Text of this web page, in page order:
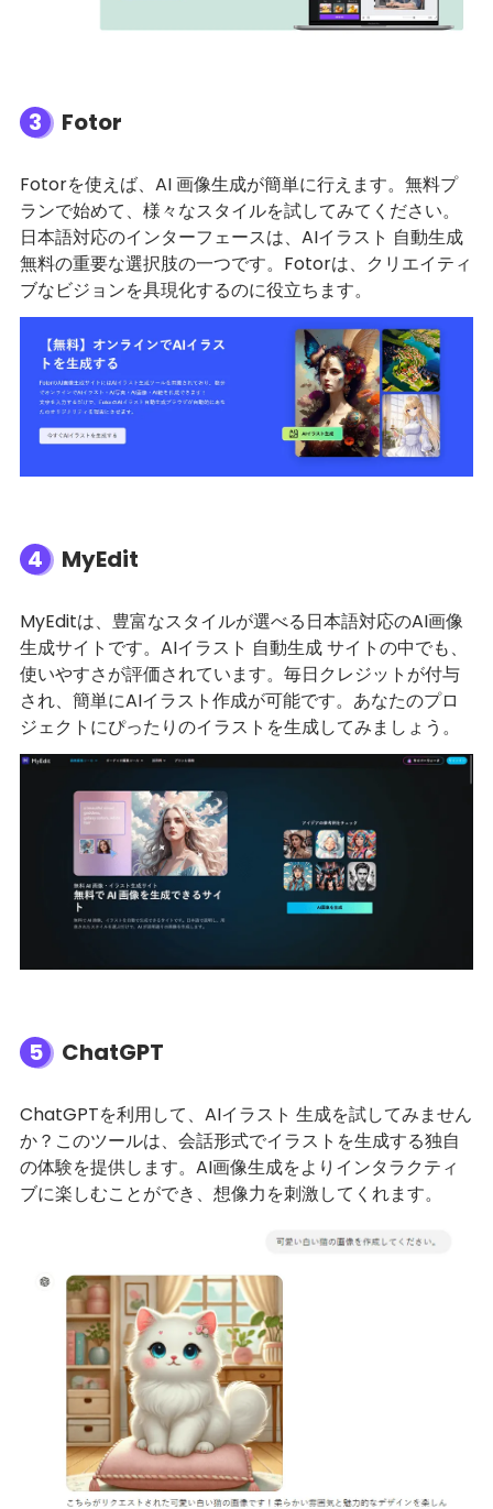
3 Fotor
Fotorを使えば、AI 画像生成が簡単に行えます。無料プ
ランで始めて、様々なスタイルを試してみてください。
日本語対応のインターフェースは、AIイラスト 自動生成
無料の重要な選択肢の一つです。Fotorは、クリエイティ
ブなビジョンを具現化するのに役立ちます。
4 MyEdit
MyEditは、豊富なスタイルが選べる日本語対応のAI画像
生成サイトです。AIイラスト 自動生成 サイトの中でも、
使いやすさが評価されています。毎日クレジットが付与
され、簡単にAIイラスト作成が可能です。あなたのプロ
ジェクトにぴったりのイラストを生成してみましょう。
5 ChatGPT
ChatGPTを利用して、AIイラスト 生成を試してみません
か？このツールは、会話形式でイラストを生成する独自
の体験を提供します。AI画像生成をよりインタラクティ
ブに楽しむことができ、想像力を刺激してくれます。